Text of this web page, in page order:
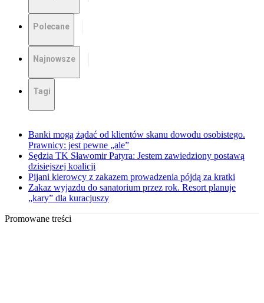
Polecane
Najnowsze
Tagi
Banki mogą żądać od klientów skanu dowodu osobistego.
Prawnicy: jest pewne „ale”
Sędzia TK Sławomir Patyra: Jestem zawiedziony postawą
dzisiejszej koalicji
Pijani kierowcy z zakazem prowadzenia pójdą za kratki
Zakaz wyjazdu do sanatorium przez rok. Resort planuje
„kary” dla kuracjuszy
Promowane treści